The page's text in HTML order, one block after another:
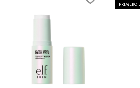
RARE BEAUTY
Ver más
PRIMERO